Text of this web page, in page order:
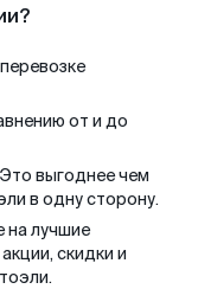
от и до
выгоднее чем
в одну сторону.
на лучшие
скидки и